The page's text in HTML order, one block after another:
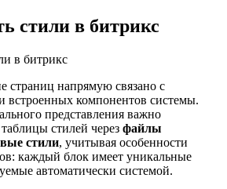
стили в битрикс
страниц напрямую связано с
встроенных компонентов системы.
представления важно
стилей через файлы
стили, учитывая особенности
каждый блок имеет уникальные
автоматически системой.